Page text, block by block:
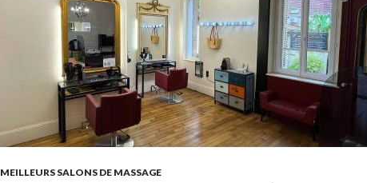
MEILLEURS SALONS DE MASSAGE